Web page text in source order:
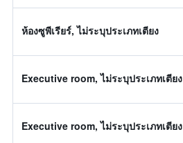
ห้องซูพีเรียร์, ไม่ระบุประเภทเตียง
Executive room, ไม่ระบุประเภทเตียง
Executive room, ไม่ระบุประเภทเตียง